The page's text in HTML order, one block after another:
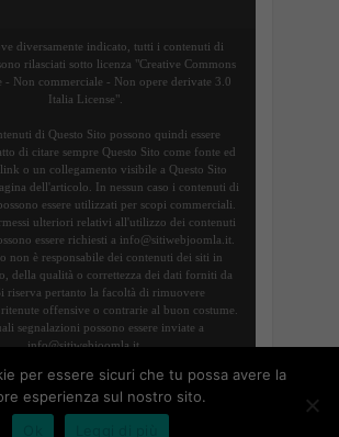
diversamente indicato, tutti i contenuti di
rilasciati sotto licenza "Creative Commons
- Non commerciale - Non opere derivate 3.0
Italia License".
di Questo Sito possono quindi essere
di citare sempre Questo Sito come fonte ed
o un collegamento visibile a Questo Sito
dell'articolo. In nessun caso i contenuti di
essere utilizzati per scopi commerciali.
ulteriori relativi all'utilizzo dei contenuti
essere richiesti a info@sitiwebjoomla.it.
non è responsabile dei contenuti dei siti in
della qualità o correttezza dei dati forniti da
riserva pertanto la facoltà di rimuovere
offensive o contrarie al buon costume.
segnalazioni possono essere inviate a
info@sitiwebjoomla.it.
2016 |Termini, privacy e cookie| Sitemap
per essere sicuri che tu possa avere la
esperienza sul nostro sito.